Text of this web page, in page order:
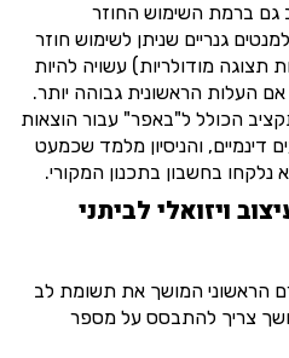
ברמת השימוש החוזר
גנריים שניתן לשימוש חוזר
תצוגה מודולריות) עשויה להיות
העלות הראשונית גבוהה יותר.
כ-10-15% מהתקציב הכולל ל"באפר" עבור הוצאות
דינמיים, והניסיון מלמד שכמעט
בחשבון בתכנון המקורי.
ויזואלי לביתני
הראשוני המושך את תשומת לב
צריך להתבסס על מספר